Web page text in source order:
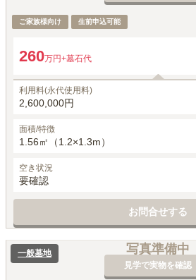
ご家族様向け 生前申込可能
260万円+墓石代
利用料(永代使用料)
2,600,000円
面積/特徴
1.56㎡（1.2×1.3m）
空き状況
要確認
お問合せする
写真準備中
見学で実物を確認
一般墓地